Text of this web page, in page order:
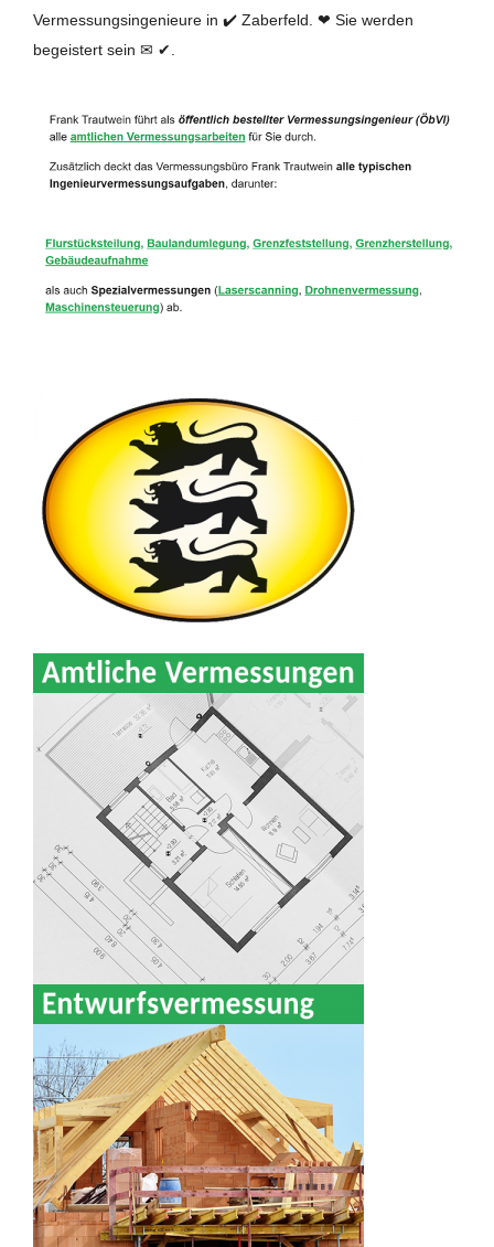
Vermessungsingenieure in ✔️ Zaberfeld. ❤ Sie werden
begeistert sein ✉ ✔.